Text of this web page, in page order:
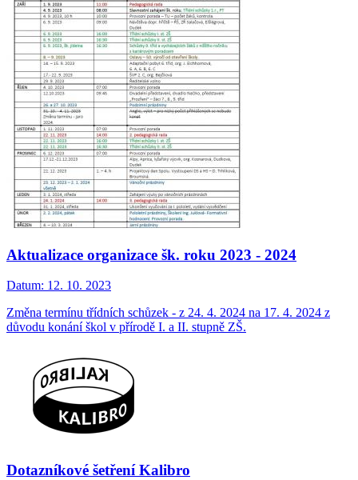
Aktualizace organizace šk. roku 2023 - 2024
Datum: 12. 10. 2023
Změna termínu třídních schůzek - z 24. 4. 2024 na 17. 4. 2024 z
důvodu konání škol v přírodě I. a II. stupně ZŠ.
Dotazníkové šetření Kalibro